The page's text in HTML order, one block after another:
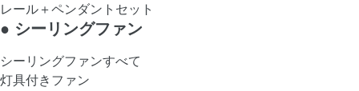
レール＋ペンダントセット
● シーリングファン
シーリングファンすべて
灯具付きファン